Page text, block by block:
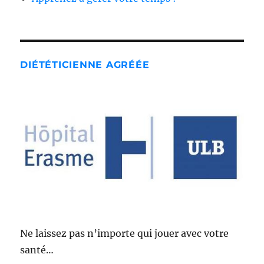
DIÉTÉTICIENNE AGRÉÉE
Ne laissez pas n’importe qui jouer avec votre
santé…